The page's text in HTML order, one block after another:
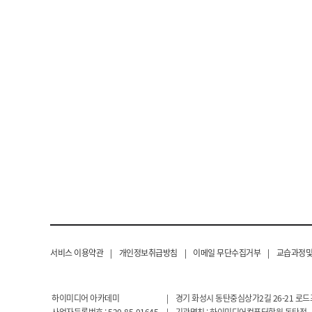
서비스 이용약관 | 개인정보취급방침 | 이메일 무단수집거부 | 교습과정
하이미디어 아카데미 |
경기 화성시 동탄중심상가2길 26-21 로